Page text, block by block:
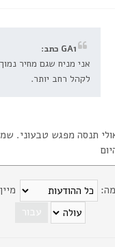
GA1 כתב:
אני מניח שגם מחיר נמוך
לקהל רחב יותר.
תנסה מפגש טבעוני. שמעתי
מיין לפי